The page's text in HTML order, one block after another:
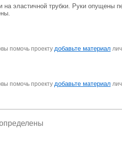
на эластичной трубки. Руки
помочь проекту добавьте материал
помочь проекту добавьте материал